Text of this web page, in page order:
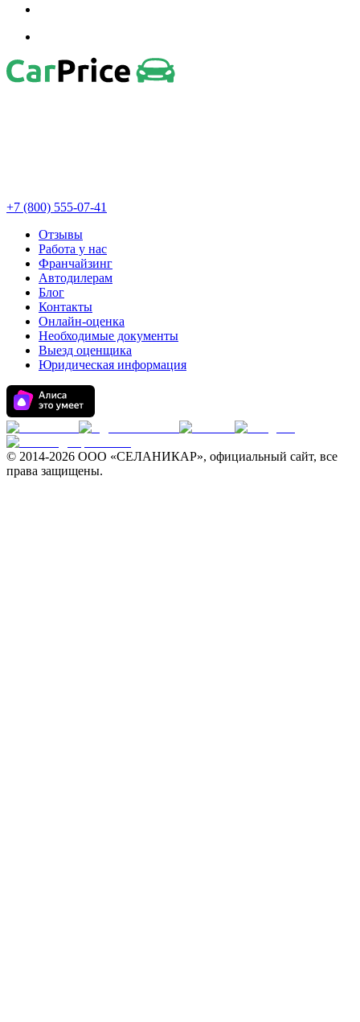
+7 (800) 555-07-41
Отзывы
Работа у нас
Франчайзинг
Автодилерам
Блог
Контакты
Онлайн-оценка
Необходимые документы
Выезд оценщика
Юридическая информация
© 2014-2026 ООО «СЕЛАНИКАР», официальный сайт, все
права защищены.